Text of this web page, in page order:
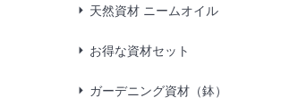
天然資材 ニームオイル
お得な資材セット
ガーデニング資材（鉢）